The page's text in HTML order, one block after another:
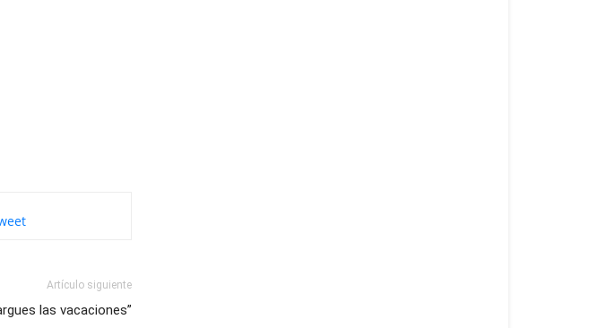
Artículo siguiente
las vacaciones”